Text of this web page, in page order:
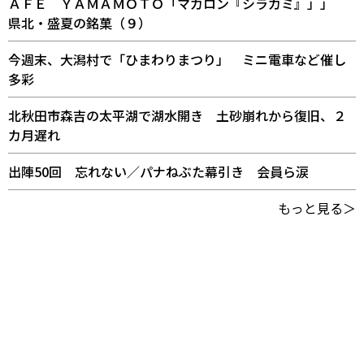
県北・盛夏の銘菓（９）
今週末、大潟村で「ひまわりまつり」 ミニ電車など催し
多彩
北秋田市森吉の太平湖で湖水開き 土砂崩れから復旧、２
カ月遅れ
出陣50回 忘れない／パナねぶた幕引き 会員ら涙
もっと見る＞